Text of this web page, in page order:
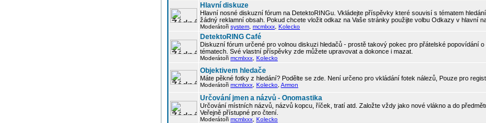
Hlavní diskuze
Hlavní nosné diskuzní fórum na DetektoRINGu. Vkládejte příspěvky které souvisí s tématem
žádný reklamní obsah. Pokud chcete vložit odkaz na Vaše stránky použijte volbu Odkazy v hlavní
Moderátoři system mcmlxxx Kolecko
DetektoRING Café
Diskuzní fórum určené pro volnou diskuzi hledačů - prostě takový pokec pro přátelské popovídání
tématech. Své vlastní příspěvky zde můžete upravovat a dokonce i mazat.
Moderátoři mcmlxxx Kolecko
Objektivem hledače
Máte pěkné fotky z hledání? Podělte se zde. Není určeno pro vkládání fotek nálezů, Pouze pro
Moderátoři mcmlxxx Kolecko Armon
Určování jmen a názvů - Onomastika
Určování místních názvů, názvů kopcu, říček, tratí atd. Založte vždy jako nové vlákno a do
Veřejně přístupné pro čtení.
Moderátoři mcmlxxx Kolecko